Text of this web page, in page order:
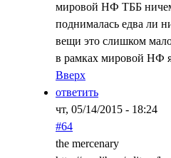
мировой НФ ТББ ничем
поднималась едва ли
вещи это слишком
в рамках мировой НФ
Вверх
ответить
чт, 05/14/2015 - 18:24
#64
the mercenary